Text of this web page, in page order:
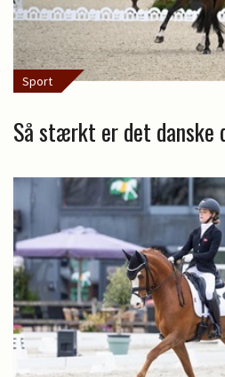
Sport
Så stærkt er det danske